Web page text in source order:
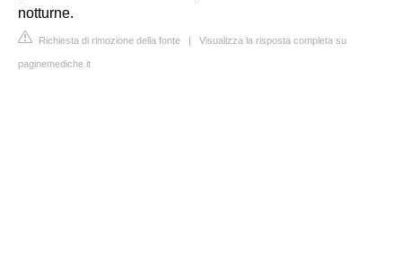
notturne.
Richiesta di rimozione della fonte | Visualizza la risposta completa su
paginemediche.it